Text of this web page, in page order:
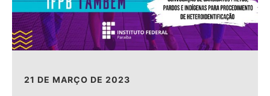
21 DE MARÇO DE 2023